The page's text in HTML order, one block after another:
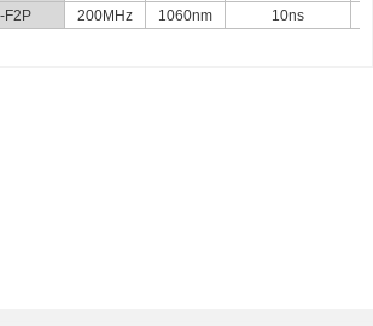
F2P
200MHz 1060nm 10ns